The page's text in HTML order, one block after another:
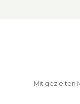
Mit gezielten